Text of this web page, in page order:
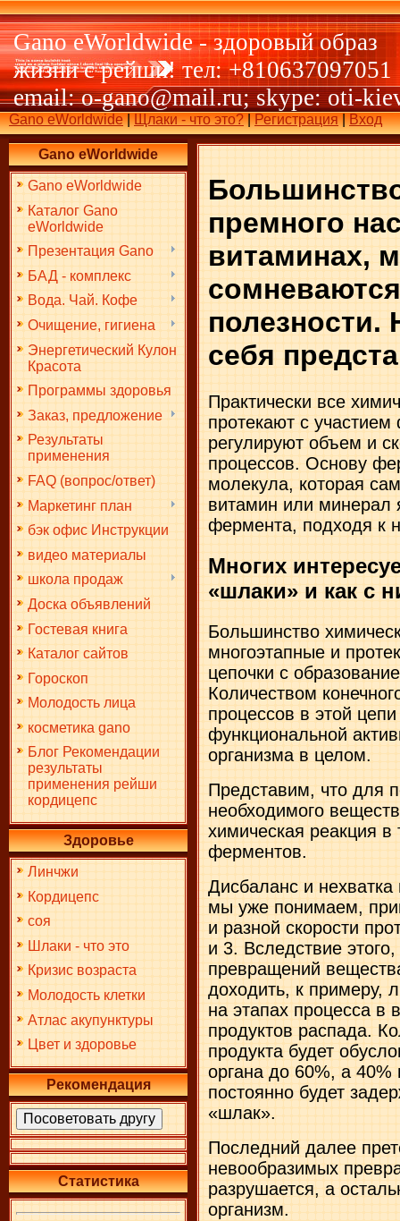
Gano eWorldwide - здоровый образ
жизни с рейши! тел: +810637097051
email: o-gano@mail.ru; skype: oti-
Gano eWorldwide|Щлаки - что это?|Регистрация|Вход
Gano eWorldwide
Gano eWorldwide
Каталог Gano
eWorldwide
Презентация Gano
БАД - комплекс
Вода. Чай. Кофе
Очищение, гигиена
Энергетический Кулон
Красота
Программы здоровья
Заказ, предложение
Результаты
применения
FAQ (вопрос/ответ)
Маркетинг план
бэк офис Инструкции
видео материалы
школа продаж
Доска объявлений
Гостевая книга
Каталог сайтов
Гороскоп
Молодость лица
косметика gano
Блог Рекомендации
результаты
применения рейши
кордицепс
Здоровье
Линчжи
Кордицепс
соя
Шлаки - что это
Кризис возраста
Молодость клетки
Атлас акупунктуры
Цвет и здоровье
Рекомендация
Статистика
премного
витаминах,
полезности.
себя
Практически все
протекают с
регулируют объем и
процессов. Основу
молекула, которая
витамин или минерал
фермента, подходя к
Многих
«шлаки» и как с
Большинство
многоэтапные и
цепочки с
Количеством
процессов в этой
функциональной
организма в целом.
Представим, что для
необходимого
химическая реакция в
ферментов.
Дисбаланс и
мы уже понимаем,
и разной скорости
и 3. Вследствие
превращений
доходить, к примеру,
на этапах процесса в
продуктов распада.
продукта будет
органа до 60%, а 40%
постоянно будет
«шлак».
Последний далее
невообразимых
разрушается, а
организм.